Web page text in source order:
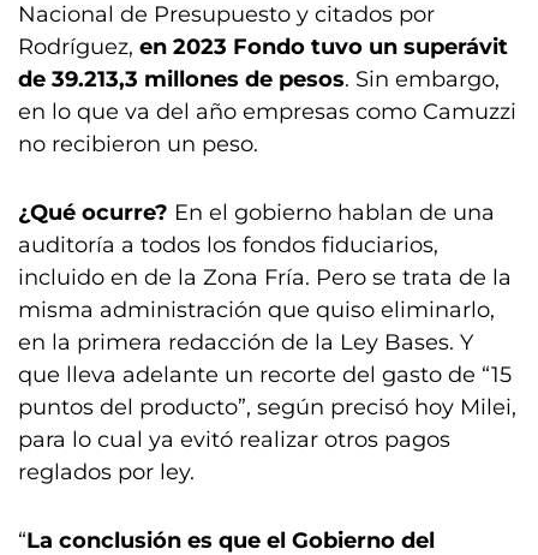
Nacional de Presupuesto y citados por
Rodríguez, en 2023 Fondo tuvo un superávit
de 39.213,3 millones de pesos. Sin embargo,
en lo que va del año empresas como Camuzzi
no recibieron un peso.
¿Qué ocurre? En el gobierno hablan de una
auditoría a todos los fondos fiduciarios,
incluido en de la Zona Fría. Pero se trata de la
misma administración que quiso eliminarlo,
en la primera redacción de la Ley Bases. Y
que lleva adelante un recorte del gasto de “15
puntos del producto”, según precisó hoy Milei,
para lo cual ya evitó realizar otros pagos
reglados por ley.
“La conclusión es que el Gobierno del